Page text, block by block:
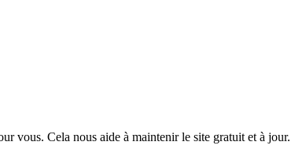
vous. Cela nous aide à maintenir le site gratuit et à jour.